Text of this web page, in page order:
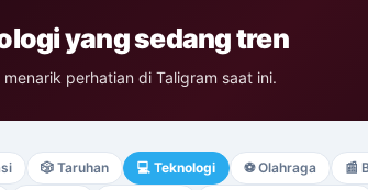
yang sedang tren
perhatian di Taligram saat ini.
🎲 Taruhan 💻 Teknologi ⚽ Olahraga 📰